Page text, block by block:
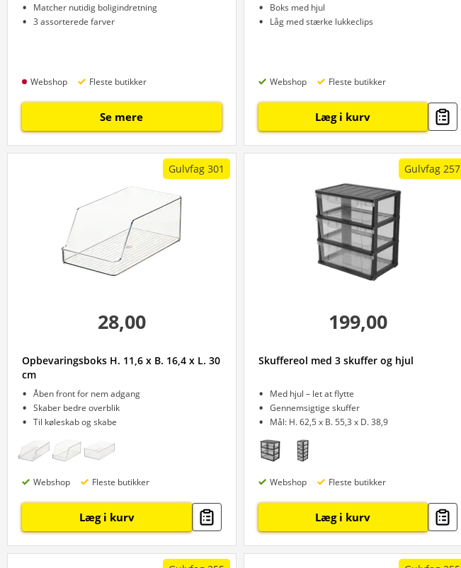
Matcher nutidig boligindretning
3 assorterede farver
Webshop Fleste butikker
Se mere
Boks med hjul
Låg med stærke lukkeclips
Webshop Fleste butikker
Læg i kurv
Gulvfag 301
28,00
Opbevaringsboks H. 11,6 x B. 16,4 x L. 30
cm
Åben front for nem adgang
Skaber bedre overblik
Til køleskab og skabe
Webshop Fleste butikker
Læg i kurv
Gulvfag 257
199,00
Skuffereol med 3 skuffer og hjul
Med hjul – let at flytte
Gennemsigtige skuffer
Mål: H. 62,5 x B. 55,3 x D. 38,9
Webshop Fleste butikker
Læg i kurv